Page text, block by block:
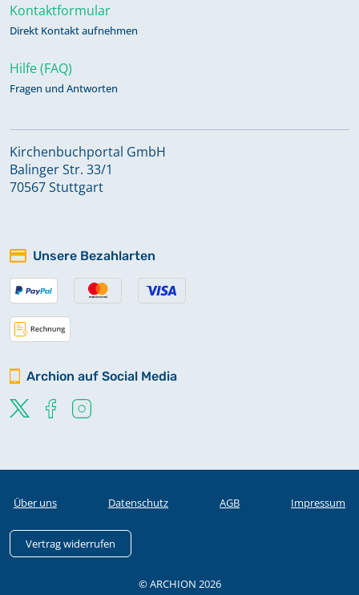
Kontaktformular
Direkt Kontakt aufnehmen
Hilfe (FAQ)
Fragen und Antworten
Kirchenbuchportal GmbH
Balinger Str. 33/1
70567 Stuttgart
Unsere Bezahlarten
Archion auf Social Media
Über uns Datenschutz AGB Impressum
Vertrag widerrufen
© ARCHION 2026